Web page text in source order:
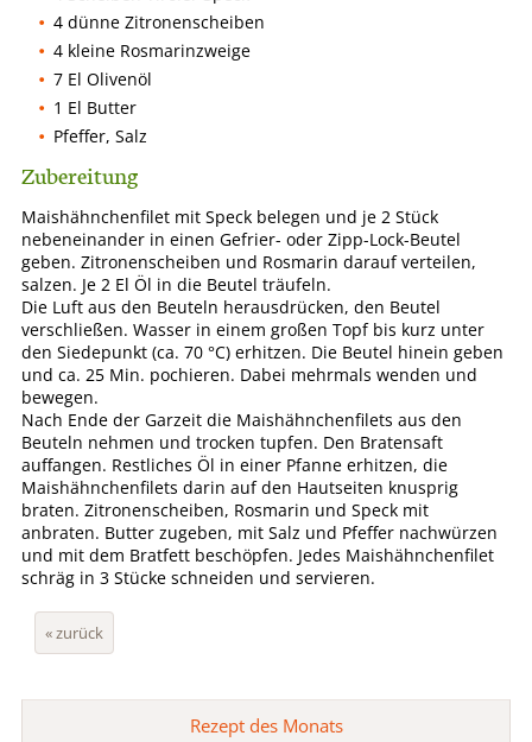
4 dünne Zitronenscheiben
4 kleine Rosmarinzweige
7 El Olivenöl
1 El Butter
Pfeffer, Salz
Zubereitung
Maishähnchenfilet mit Speck belegen und je 2 Stück
nebeneinander in einen Gefrier- oder Zipp-Lock-Beutel
geben. Zitronenscheiben und Rosmarin darauf verteilen,
salzen. Je 2 El Öl in die Beutel träufeln.
Die Luft aus den Beuteln herausdrücken, den Beutel
verschließen. Wasser in einem großen Topf bis kurz unter
den Siedepunkt (ca. 70 °C) erhitzen. Die Beutel hinein geben
und ca. 25 Min. pochieren. Dabei mehrmals wenden und
bewegen.
Nach Ende der Garzeit die Maishähnchenfilets aus den
Beuteln nehmen und trocken tupfen. Den Bratensaft
auffangen. Restliches Öl in einer Pfanne erhitzen, die
Maishähnchenfilets darin auf den Hautseiten knusprig
braten. Zitronenscheiben, Rosmarin und Speck mit
anbraten. Butter zugeben, mit Salz und Pfeffer nachwürzen
und mit dem Bratfett beschöpfen. Jedes Maishähnchenfilet
schräg in 3 Stücke schneiden und servieren.
« zurück
Rezept des Monats